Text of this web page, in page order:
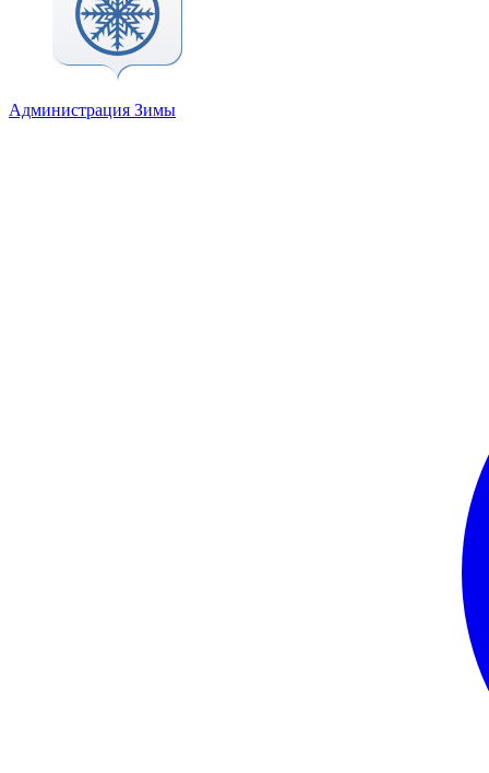
Администрация Зимы